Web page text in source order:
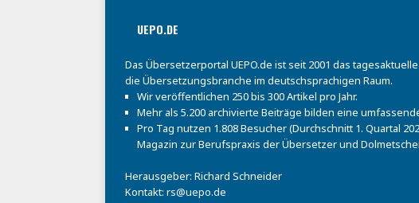
UEPO.DE
Das Übersetzerportal UEPO.de ist seit 2001 das
die Übersetzungsbranche im deutschsprachigen Raum.
Wir veröffentlichen 250 bis 300 Artikel pro Jahr.
Mehr als 5.200 archivierte Beiträge bilden eine
Pro Tag nutzen 1.808 Besucher (Durchschnitt 1. Quartal
Magazin zur Berufspraxis der Übersetzer und
Herausgeber: Richard Schneider
Kontakt: rs@uepo.de